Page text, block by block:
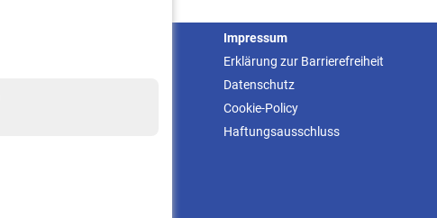
Impressum
Erklärung zur Barrierefreiheit
Datenschutz
Cookie-Policy
Haftungsausschluss